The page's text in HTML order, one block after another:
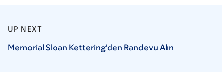
UP NEXT
Memorial Sloan Kettering'den Randevu Alın